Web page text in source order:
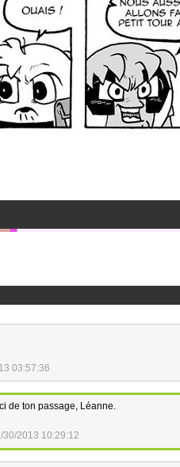
03:57:36
de ton passage, Léanne.
30/2013 10:29:12